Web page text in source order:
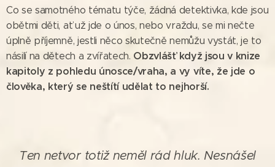
Co se samotného tématu týče, žádná detektivka, kde jsou
obětmi děti, ať už jde o únos, nebo vraždu, se mi nečte
úplně příjemně, jestli něco skutečně nemůžu vystát, je to
násilí na dětech a zvířatech. Obzvlášť když jsou v knize
kapitoly z pohledu únosce/vraha, a vy víte, že jde o
člověka, který se neštítí udělat to nejhorší.
Ten netvor totiž neměl rád hluk. Nesnášel